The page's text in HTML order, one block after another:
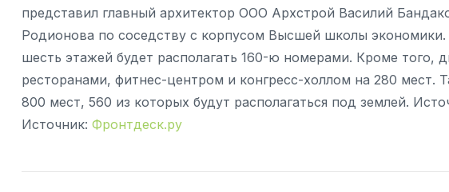
представил главный архитектор ООО Архстрой Василий
Родионова по соседству с корпусом Высшей школы
шесть этажей будет располагать 160-ю номерами. Кроме того,
ресторанами, фитнес-центром и конгресс-холлом на 280 мест.
800 мест, 560 из которых будут располагаться под землей.
Источник: Фронтдеск.ру